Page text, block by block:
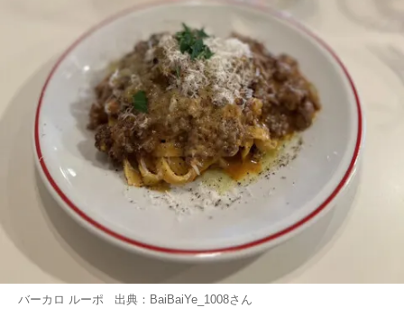
バーカロ ルーポ 出典： BaiBaiYe_1008さん